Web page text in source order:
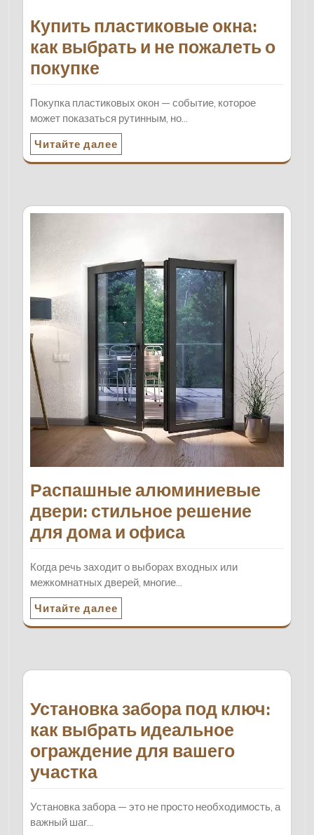
Купить пластиковые окна:
как выбрать и не пожалеть о
покупке
Покупка пластиковых окон — событие, которое
может показаться рутинным, но…
Читайте далее
Распашные алюминиевые
двери: стильное решение
для дома и офиса
Когда речь заходит о выборах входных или
межкомнатных дверей, многие…
Читайте далее
Установка забора под ключ:
как выбрать идеальное
ограждение для вашего
участка
Установка забора — это не просто необходимость, а
важный шаг…